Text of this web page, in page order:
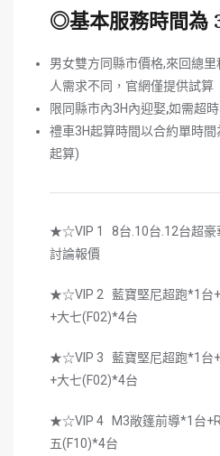
◎基本服務時間為
男女雙方同縣市價格,來回總里
人需求不同，官網僅提供試算
限同縣市內3H內迎娶,如需超
禮車3H起算時間以合約單時
起算)
★☆VIP 1 8台.10台.12台超豪
討論報價
★☆VIP 2 藍寶堅尼超跑*1台
+大七(F02)*4台
★☆VIP 3 藍寶堅尼超跑*1台
+大七(F02)*4台
★☆VIP 4 M3敞篷前導*1台
五(F10)*4台